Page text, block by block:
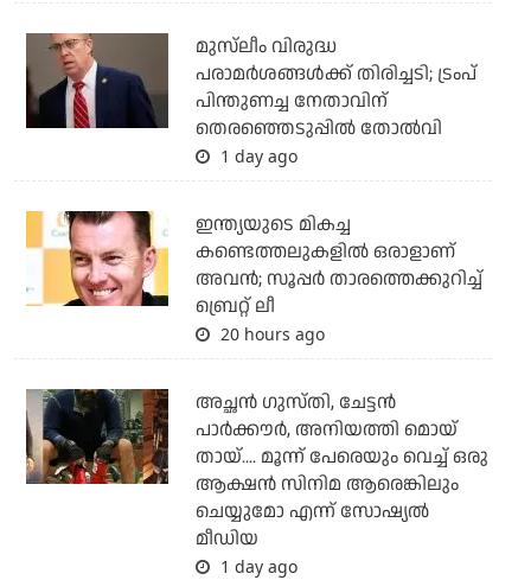
മുസ്‌ലീം വിരുദ്ധ
പരാമര്‍ശങ്ങള്‍ക്ക് തിരിച്ചടി; ട്രംപ്
പിന്തുണച്ച നേതാവിന്
തെരഞ്ഞെടുപ്പില്‍ തോല്‍വി
1 day ago
ഇന്ത്യയുടെ മികച്ച
കണ്ടെത്തലുകളില്‍ ഒരാളാണ്
അവന്‍; സൂപ്പര്‍ താരത്തെക്കുറിച്ച്
ബ്രെറ്റ് ലീ
20 hours ago
അച്ഛന്‍ ഗുസ്തി, ചേട്ടന്‍
പാര്‍ക്കൗര്‍, അനിയത്തി മൊയ്
തായ്.... മൂന്ന് പേരെയും വെച്ച് ഒരു
ആക്ഷന്‍ സിനിമ ആരെങ്കിലും
ചെയ്യുമോ എന്ന് സോഷ്യല്‍
മീഡിയ
1 day ago